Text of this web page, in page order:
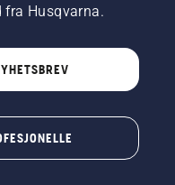
Husqvarna.